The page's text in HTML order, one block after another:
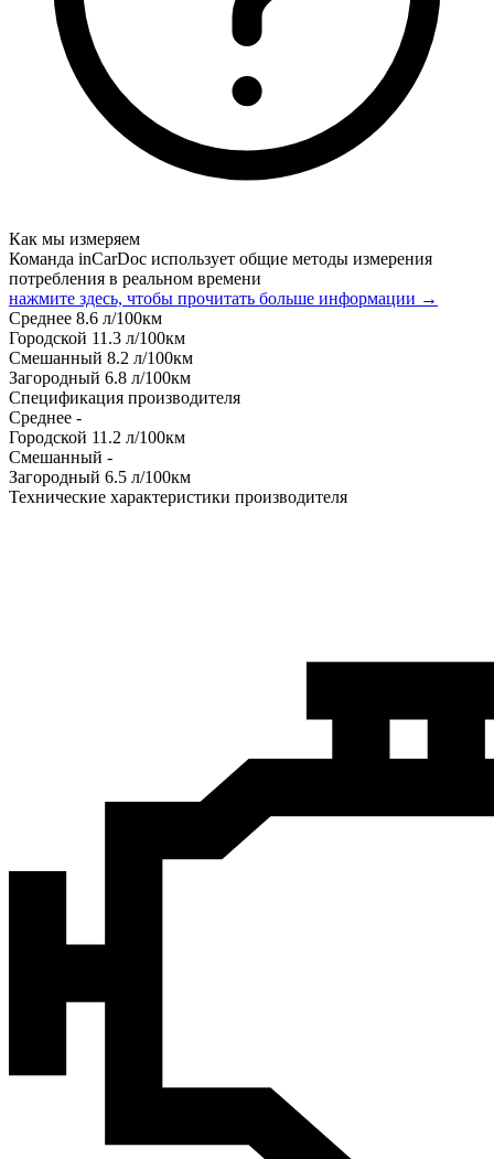
Как мы измеряем
Команда inCarDoc использует общие методы измерения
потребления в реальном времени
нажмите здесь, чтобы прочитать больше информации →
Среднее 8.6 л/100км
Городской 11.3 л/100км
Смешанный 8.2 л/100км
Загородный 6.8 л/100км
Спецификация производителя
Среднее -
Городской 11.2 л/100км
Смешанный -
Загородный 6.5 л/100км
Технические характеристики производителя